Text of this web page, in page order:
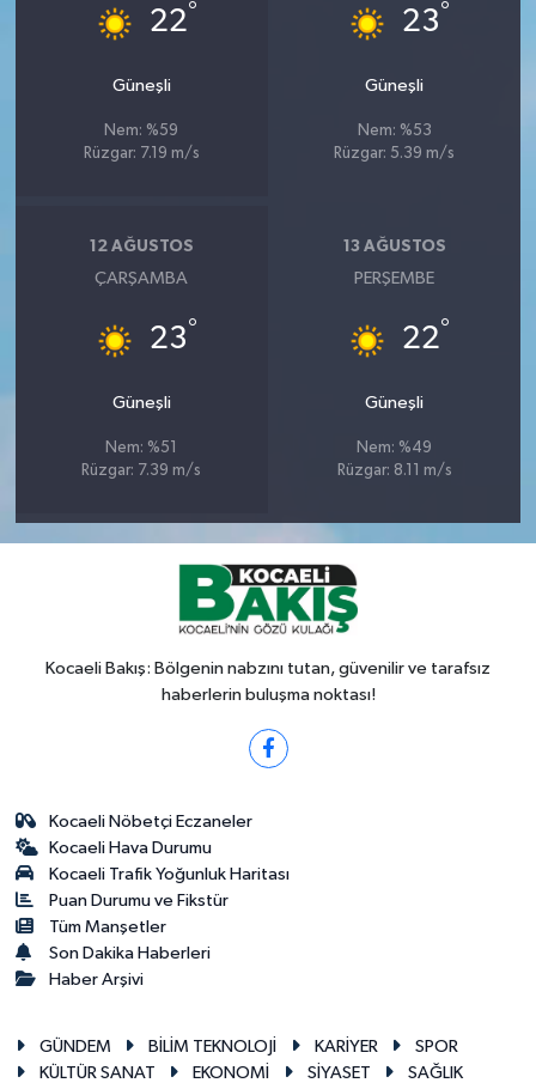
22°
Güneşli
Nem: %59
Rüzgar: 7.19 m/s
23°
Güneşli
Nem: %53
Rüzgar: 5.39 m/s
12 AĞUSTOS
ÇARŞAMBA
23°
Güneşli
Nem: %51
Rüzgar: 7.39 m/s
13 AĞUSTOS
PERŞEMBE
22°
Güneşli
Nem: %49
Rüzgar: 8.11 m/s
Kocaeli Bakış: Bölgenin nabzını tutan, güvenilir ve tarafsız
haberlerin buluşma noktası!
Kocaeli Nöbetçi Eczaneler
Kocaeli Hava Durumu
Kocaeli Trafik Yoğunluk Haritası
Puan Durumu ve Fikstür
Tüm Manşetler
Son Dakika Haberleri
Haber Arşivi
GÜNDEM BİLİM TEKNOLOJİ KARİYER
SPOR
KÜLTÜR SANAT
EKONOMİ SİYASET SAĞLIK